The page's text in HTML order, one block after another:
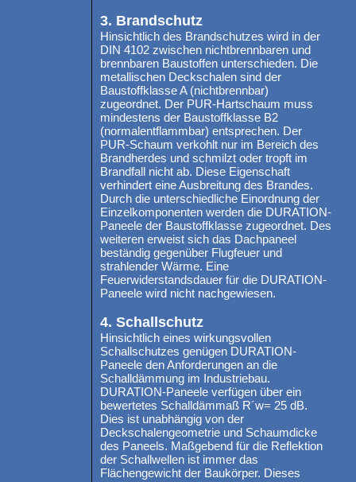
3. Brandschutz
Hinsichtlich des Brandschutzes wird in der
DIN 4102 zwischen nichtbrennbaren und
brennbaren Baustoffen unterschieden. Die
metallischen Deckschalen sind der
Baustoffklasse A (nichtbrennbar)
zugeordnet. Der PUR-Hartschaum muss
mindestens der Baustoffklasse B2
(normalentflammbar) entsprechen. Der
PUR-Schaum verkohlt nur im Bereich des
Brandherdes und schmilzt oder tropft im
Brandfall nicht ab. Diese Eigenschaft
verhindert eine Ausbreitung des Brandes.
Durch die unterschiedliche Einordnung der
Einzelkomponenten werden die DURATION-
Paneele der Baustoffklasse zugeordnet. Des
weiteren erweist sich das Dachpaneel
beständig gegenüber Flugfeuer und
strahlender Wärme. Eine
Feuerwiderstandsdauer für die DURATION-
Paneele wird nicht nachgewiesen.
4. Schallschutz
Hinsichtlich eines wirkungsvollen
Schallschutzes genügen DURATION-
Paneele den Anforderungen an die
Schalldämmung im Industriebau.
DURATION-Paneele verfügen über ein
bewertetes Schalldämmaß R´w= 25 dB.
Dies ist unabhängig von der
Deckschalengeometrie und Schaumdicke
des Paneels. Maßgebend für die Reflektion
der Schallwellen ist immer das
Flächengewicht der Baukörper. Dieses